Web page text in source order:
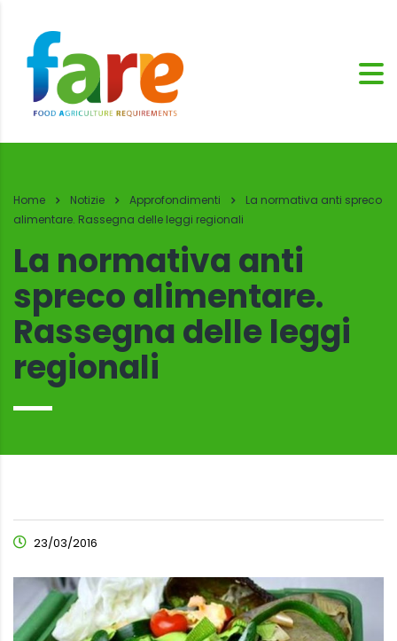
Home Notizie Approfondimenti
La normativa anti spreco
alimentare. Rassegna delle leggi regionali
La normativa anti
spreco alimentare.
Rassegna delle leggi
regionali
23/03/2016